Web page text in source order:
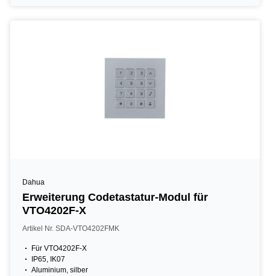
Dahua
Erweiterung Codetastatur-Modul für
VTO4202F-X
Artikel Nr. SDA-VTO4202FMK
Für VTO4202F-X
IP65, IK07
Aluminium, silber